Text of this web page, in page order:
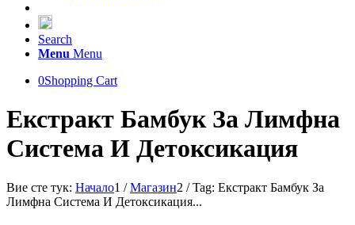
Search
Menu Menu
0Shopping Cart
Екстракт Бамбук За Лимфна
Система И Детоксикация
Вие сте тук: Начало1 / Магазин2 / Tag: Екстракт Бамбук За
Лимфна Система И Детоксикация...